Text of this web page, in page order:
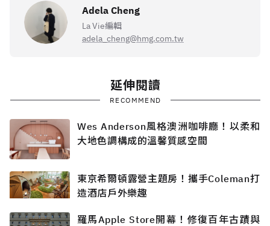
Adela Cheng
La Vie編輯
adela_cheng@hmg.com.tw
延伸閱讀
RECOMMEND
Wes Anderson風格澳洲咖啡廳！以柔和
大地色調構成的溫馨質感空間
東京希爾頓露營主題房！攜手Coleman打
造酒店戶外樂趣
羅馬Apple Store開幕！修復百年古蹟與